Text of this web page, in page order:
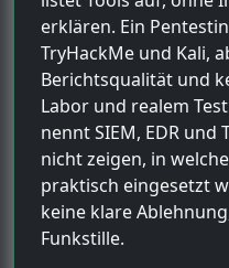
erklären. Ein
TryHackMe und Kali,
Berichtsqualität und
Labor und realem
nennt SIEM, EDR
nicht zeigen, in
praktisch eingesetzt
keine klare
Funkstille.